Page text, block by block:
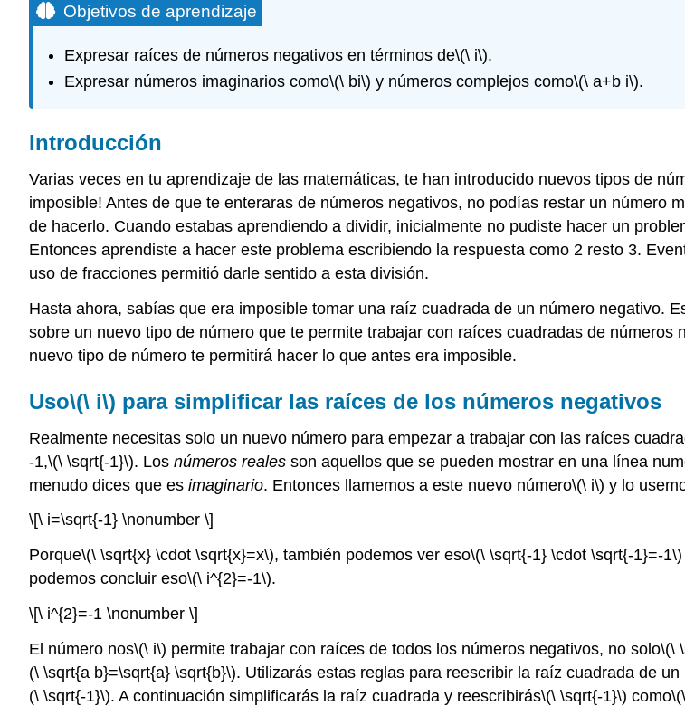
Objetivos de aprendizaje
Expresar raíces de números negativos en términos de\(\ i\).
Expresar números imaginarios como\(\ bi\) y números complejos como\(\ a+b i\).
Introducción
Varias veces en tu aprendizaje de las matemáticas, te han introducido nuevos tipos de
imposible! Antes de que te enteraras de números negativos, no podías restar un número
de hacerlo. Cuando estabas aprendiendo a dividir, inicialmente no pudiste hacer un
Entonces aprendiste a hacer este problema escribiendo la respuesta como 2 resto 3.
uso de fracciones permitió darle sentido a esta división.
Hasta ahora, sabías que era imposible tomar una raíz cuadrada de un número negativo.
sobre un nuevo tipo de número que te permite trabajar con raíces cuadradas de
nuevo tipo de número te permitirá hacer lo que antes era imposible.
Uso\(\ i\) para simplificar las raíces de los números negativos
Realmente necesitas solo un nuevo número para empezar a trabajar con las raíces
-1,\(\ \sqrt{-1}\). Los números reales son aquellos que se pueden mostrar en una línea
menudo dices que es imaginario. Entonces llamemos a este nuevo número\(\ i\) y lo
\[\ i=\sqrt{-1} \nonumber \]
Porque\(\ \sqrt{x} \cdot \sqrt{x}=x\), también podemos ver eso\(\ \sqrt{-1} \cdot \sqrt{-1}=-1\)
podemos concluir eso\(\ i^{2}=-1\).
\[\ i^{2}=-1 \nonumber \]
El número nos\(\ i\) permite trabajar con raíces de todos los números negativos, no solo\(\
(\ \sqrt{a b}=\sqrt{a} \sqrt{b}\). Utilizarás estas reglas para reescribir la raíz cuadrada de
(\ \sqrt{-1}\). A continuación simplificarás la raíz cuadrada y reescribirás\(\ \sqrt{-1}\) como